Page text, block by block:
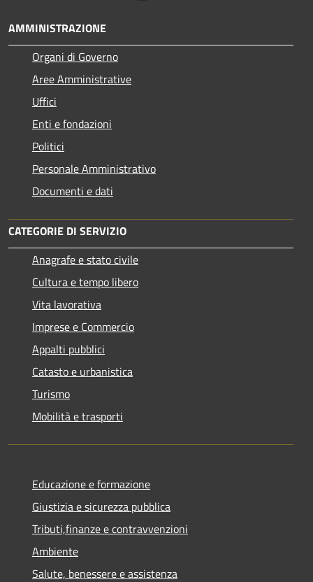
AMMINISTRAZIONE
Organi di Governo
Aree Amministrative
Uffici
Enti e fondazioni
Politici
Personale Amministrativo
Documenti e dati
CATEGORIE DI SERVIZIO
Anagrafe e stato civile
Cultura e tempo libero
Vita lavorativa
Imprese e Commercio
Appalti pubblici
Catasto e urbanistica
Turismo
Mobilità e trasporti
Educazione e formazione
Giustizia e sicurezza pubblica
Tributi,finanze e contravvenzioni
Ambiente
Salute, benessere e assistenza